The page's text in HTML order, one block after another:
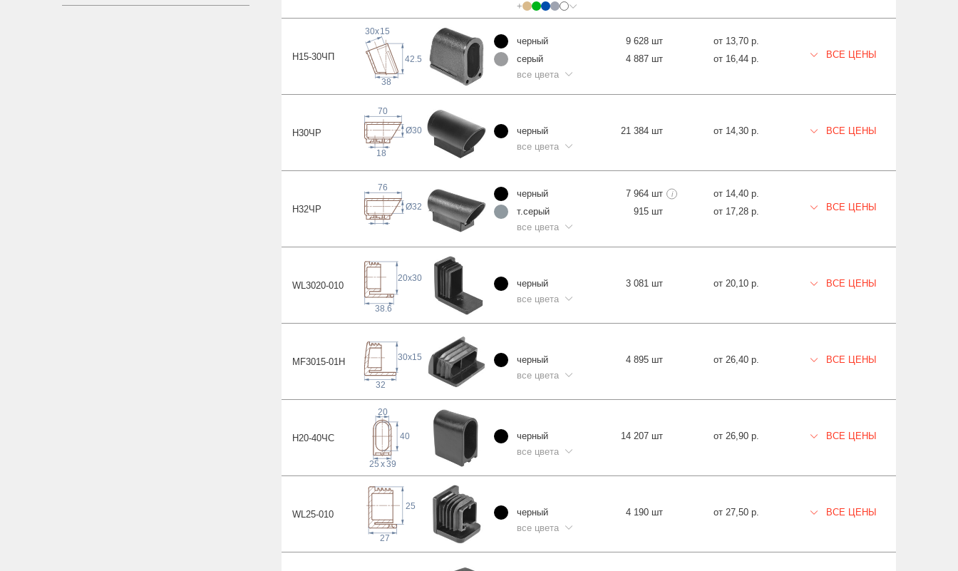
+
Н15-30ЧП 42.5
38
x
30 15
черный
серый
все цвета
9 628 шт
4 887 шт
от 13,70 р.
от 16,44 р.
ВСЕ ЦЕНЫ
Н30ЧР Ø30
18
70
черный
все цвета
21 384 шт от 14,30 р. ВСЕ ЦЕНЫ
Н32ЧР Ø32
76
черный
т.серый
все цвета
7 964 шт i
915 шт
от 14,40 р.
от 17,28 р.
ВСЕ ЦЕНЫ
WL3020-010
38.6
20x30
черный
все цвета
3 081 шт от 20,10 р. ВСЕ ЦЕНЫ
MF3015-01H
32
30x15
черный
все цвета
4 895 шт от 26,40 р. ВСЕ ЦЕНЫ
Н20-40ЧС
20
40
25 39
x
черный
все цвета
14 207 шт от 26,90 р. ВСЕ ЦЕНЫ
WL25-010
25
27
черный
все цвета
4 190 шт от 27,50 р. ВСЕ ЦЕНЫ